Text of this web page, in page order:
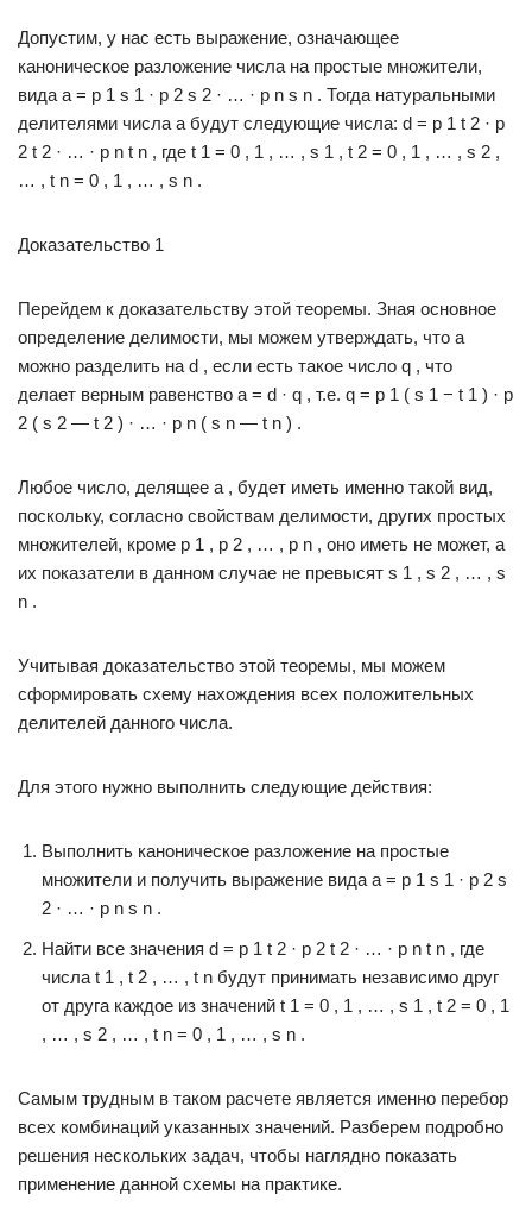
Допустим, у нас есть выражение, означающее
каноническое разложение числа на простые множители,
вида a = p 1 s 1 · p 2 s 2 · … · p n s n . Тогда натуральными
делителями числа a будут следующие числа: d = p 1 t 2 · p
2 t 2 · … · p n t n , где t 1 = 0 , 1 , … , s 1 , t 2 = 0 , 1 , … , s 2 ,
… , t n = 0 , 1 , … , s n .
Доказательство 1
Перейдем к доказательству этой теоремы. Зная основное
определение делимости, мы можем утверждать, что a
можно разделить на d , если есть такое число q , что
делает верным равенство a = d · q , т.е. q = p 1 ( s 1 − t 1 ) · p
2 ( s 2 — t 2 ) · … · p n ( s n — t n ) .
Любое число, делящее a , будет иметь именно такой вид,
поскольку, согласно свойствам делимости, других простых
множителей, кроме p 1 , p 2 , … , p n , оно иметь не может, а
их показатели в данном случае не превысят s 1 , s 2 , … , s
n .
Учитывая доказательство этой теоремы, мы можем
сформировать схему нахождения всех положительных
делителей данного числа.
Для этого нужно выполнить следующие действия:
Выполнить каноническое разложение на простые
множители и получить выражение вида a = p 1 s 1 · p 2 s
2 · … · p n s n .
Найти все значения d = p 1 t 2 · p 2 t 2 · … · p n t n , где
числа t 1 , t 2 , … , t n будут принимать независимо друг
от друга каждое из значений t 1 = 0 , 1 , … , s 1 , t 2 = 0 , 1
, … , s 2 , … , t n = 0 , 1 , … , s n .
Самым трудным в таком расчете является именно перебор
всех комбинаций указанных значений. Разберем подробно
решения нескольких задач, чтобы наглядно показать
применение данной схемы на практике.